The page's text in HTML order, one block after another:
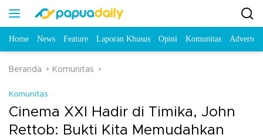
Home News Feature Laporan Khusus Opini Komunitas
Beranda Komunitas
Komunitas
Cinema XXI Hadir di Timika, John
Rettob: Bukti Kita Memudahkan